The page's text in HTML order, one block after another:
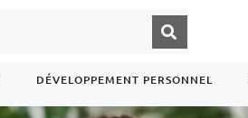
DÉVELOPPEMENT PERSONNEL